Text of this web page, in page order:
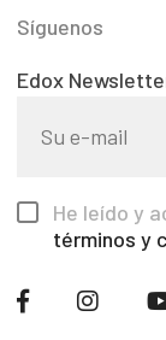
Síguenos
Edox
He leído y
términos y